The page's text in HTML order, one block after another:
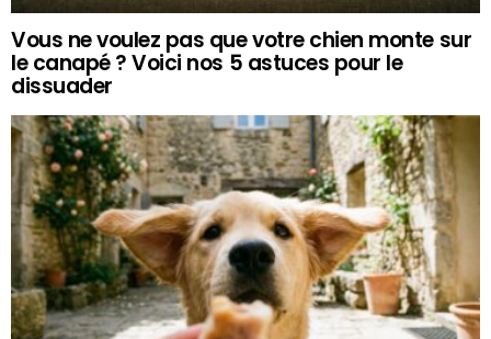
Vous ne voulez pas que votre chien monte sur
le canapé ? Voici nos 5 astuces pour le
dissuader